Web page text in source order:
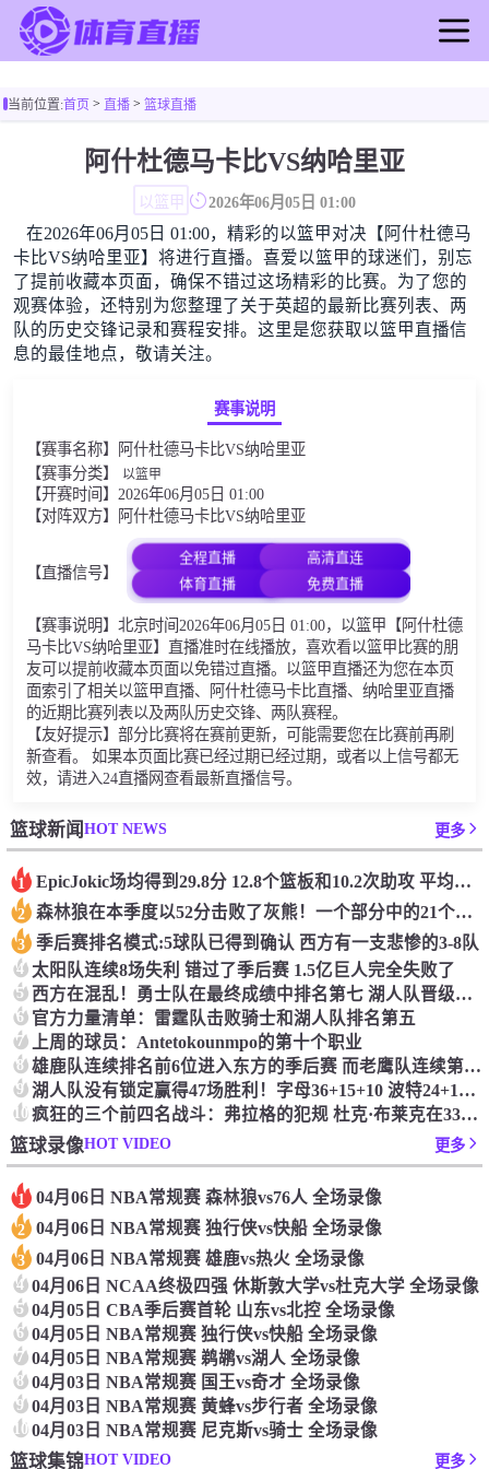
足球直播
足球新闻
篮球新闻
当前位置:首页> 直播> 篮球直播
阿什杜德马卡比VS纳哈里亚
以篮甲 2026年06月05日 01:00
在2026年06月05日 01:00，精彩的以篮甲对决【阿什杜德马
卡比VS纳哈里亚】将进行直播。喜爱以篮甲的球迷们，别忘
了提前收藏本页面，确保不错过这场精彩的比赛。为了您的
观赛体验，还特别为您整理了关于英超的最新比赛列表、两
队的历史交锋记录和赛程安排。这里是您获取以篮甲直播信
息的最佳地点，敬请关注。
赛事说明
【赛事名称】阿什杜德马卡比VS纳哈里亚
【赛事分类】
以篮甲
【开赛时间】2026年06月05日 01:00
【对阵双方】阿什杜德马卡比VS纳哈里亚
【直播信号】
全程直播
高清直连
体育直播
免费直播
【赛事说明】北京时间2026年06月05日 01:00，以篮甲【阿什杜德
马卡比VS纳哈里亚】直播准时在线播放，喜欢看以篮甲比赛的朋
友可以提前收藏本页面以免错过直播。以篮甲直播还为您在本页
面索引了相关以篮甲直播、阿什杜德马卡比直播、纳哈里亚直播
的近期比赛列表以及两队历史交锋、两队赛程。
【友好提示】部分比赛将在赛前更新，可能需要您在比赛前再刷
新查看。 如果本页面比赛已经过期已经过期，或者以上信号都无
效，请进入24直播网查看最新直播信号。
篮球新闻HOT NEWS 更多
1 Epic️Jokic场均得到29.8分 12.8个篮板和10.2次助攻 平均三双很容易吗？
2 森林狼在本季度以52分击败了灰熊！一个部分中的21个中有18个！骑着摇头丸的战士第六 湖船不舒服
3 季后赛排名模式:5球队已得到确认 西方有一支悲惨的3-8队
4 太阳队连续8场失利 错过了季后赛 1.5亿巨人完全失败了
5 西方在混乱！勇士队在最终成绩中排名第七 湖人队晋级季后赛 火箭向快船送了礼物
6 官方力量清单：雷霆队击败骑士和湖人队排名第五
7 上周的球员：Antetokounmpo的第十个职业
8 雄鹿队连续排名前6位进入东方的季后赛 而老鹰队连续第四年在季后赛中踢球
9 湖人队没有锁定赢得47场胜利！字母36+15+10 波特24+12+8 42胜利以锁定季后赛
10 疯狂的三个前四名战斗：弗拉格的犯规 杜克·布莱克在33秒的惊喜中出现了
篮球录像HOT VIDEO 更多
1 04月06日 NBA常规赛 森林狼vs76人 全场录像
2 04月06日 NBA常规赛 独行侠vs快船 全场录像
3 04月06日 NBA常规赛 雄鹿vs热火 全场录像
4 04月06日 NCAA终极四强 休斯敦大学vs杜克大学 全场录像
5 04月05日 CBA季后赛首轮 山东vs北控 全场录像
6 04月05日 NBA常规赛 独行侠vs快船 全场录像
7 04月05日 NBA常规赛 鹈鹕vs湖人 全场录像
8 04月03日 NBA常规赛 国王vs奇才 全场录像
9 04月03日 NBA常规赛 黄蜂vs步行者 全场录像
1004月03日 NBA常规赛 尼克斯vs骑士 全场录像
篮球集锦HOT VIDEO 更多